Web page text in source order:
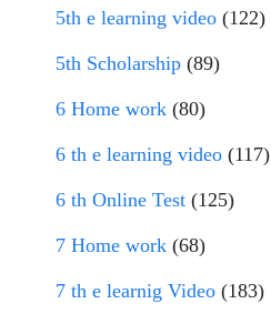
5th e learning video (122)
5th Scholarship (89)
6 Home work (80)
6 th e learning video (117)
6 th Online Test (125)
7 Home work (68)
7 th e learnig Video (183)